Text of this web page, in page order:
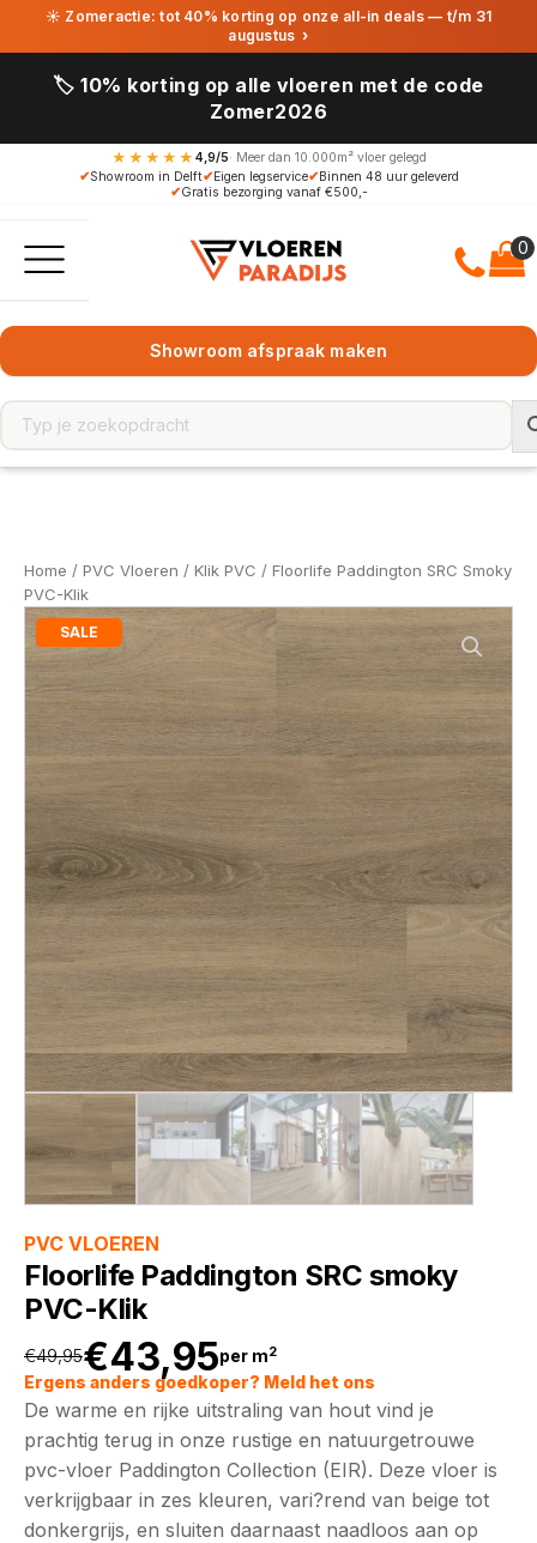
☀ Zomeractie: tot 40% korting op onze all-in deals — t/m 31
augustus ›
🏷️ 10% korting op alle vloeren met de code
Zomer2026
★★★★★ 4,9/5· Meer dan 10.000m² vloer gelegd
✔Showroom in Delft✔Eigen legservice✔Binnen 48 uur geleverd
✔Gratis bezorging vanaf €500,-
Showroom afspraak maken
Home / PVC Vloeren / Klik PVC / Floorlife Paddington SRC Smoky
PVC-Klik
SALE
PVC VLOEREN
Floorlife Paddington SRC smoky
PVC-Klik
€49,95
Oorspronkelijke
prijs
was:
€43,95
Huidige
prijs
is:
per m2
Ergens anders goedkoper? Meld het ons
De warme en rijke uitstraling van hout vind je
prachtig terug in onze rustige en natuurgetrouwe
pvc-vloer Paddington Collection (EIR). Deze vloer is
verkrijgbaar in zes kleuren, vari?rend van beige tot
donkergrijs, en sluiten daarnaast naadloos aan op